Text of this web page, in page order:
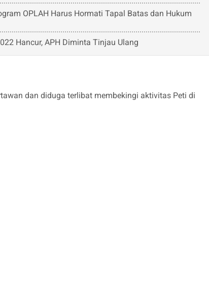
OPLAH Harus Hormati Tapal Batas dan Hukum
Hancur, APH Diminta Tinjau Ulang
dan diduga terlibat membekingi aktivitas Peti di